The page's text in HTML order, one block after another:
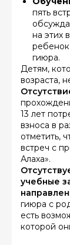
пять
на этих
гиюра.
Детям,
возраста,
13 лет
взноса в
отметить,
встреч с
Алаха».
учебные
гиюра с
есть
которой